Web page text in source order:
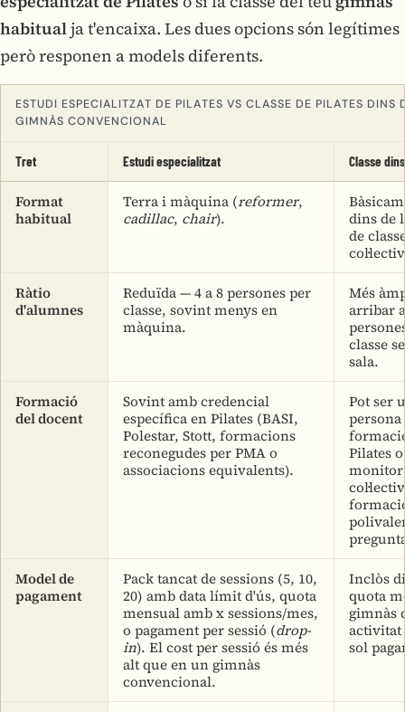
habitualja t'encaixa. Les dues opcions són legítimes
però responen a models diferents.
ESTUDI ESPECIALITZAT DE PILATES VS CLASSE DE PILATES DINS
GIMNÀS CONVENCIONAL
Tret Estudi especialitzat Classe
Format
habitual
Terra i màquina (reformer,
cadillac, chair).
dins de
de
Ràtio
d'alumnes
Reduïda — 4 a 8 persones per
classe, sovint menys en
màquina.
Més
arribar
classe
sala.
Formació
del docent
Sovint amb credencial
específica en Pilates (BASI,
Polestar, Stott, formacions
reconegudes per PMA o
associacions equivalents).
Pot ser
Pilates
monitor
Model de
pagament
Pack tancat de sessions (5, 10,
20) amb data límit d'ús, quota
mensual amb x sessions/mes,
o pagament per sessió (drop-
in). El cost per sessió és més
alt que en un gimnàs
convencional.
Inclòs
quota
gimnàs
activitat
sol